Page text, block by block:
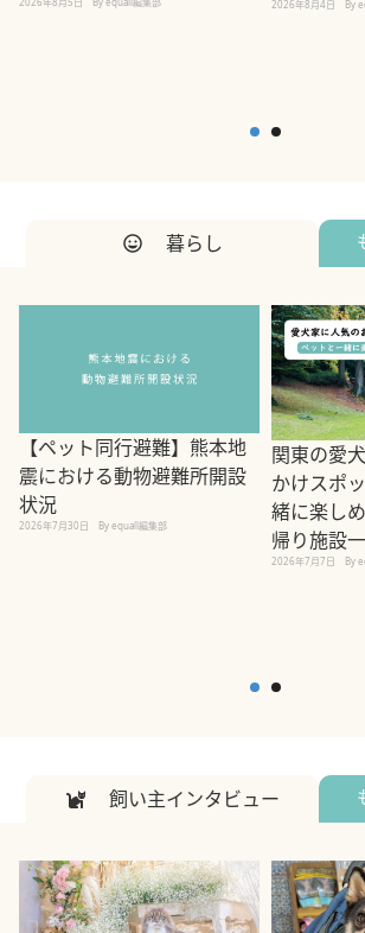
2026年8月4日 By
暮らし
【ペット同行避難】熊本地
震における動物避難所開設
状況
2026年7月30日 By equall編集部
関東の愛
かけスポ
緒に楽し
帰り施設
2026年7月7日 By
飼い主インタビュー